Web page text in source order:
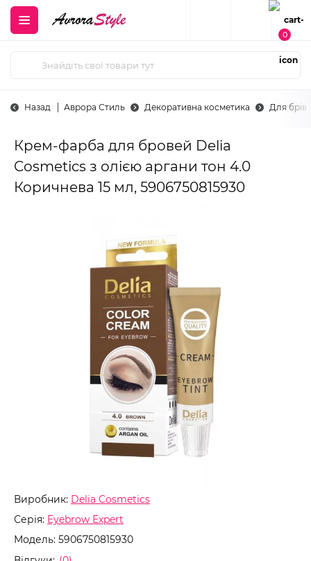
0
Назад Аврора Стиль Декоративна косметика Для брів
Крем-фарба для бровей Delia
Cosmetics з олією аргани тон 4.0
Коричнева 15 мл, 5906750815930
Виробник: Delia Cosmetics
Серія: Eyebrow Expert
Модель: 5906750815930